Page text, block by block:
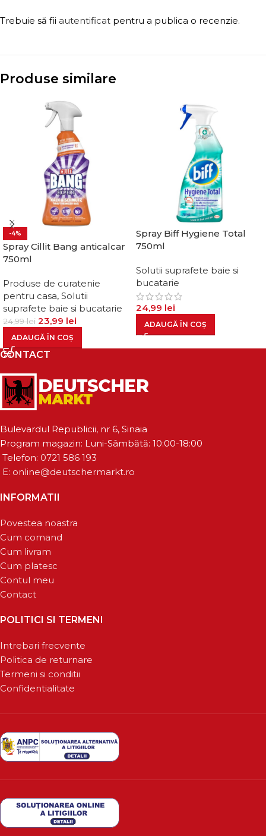
Trebuie să fii autentificat pentru a publica o recenzie.
Produse similare
-4%
Spray Cillit Bang anticalcar
750ml
Produse de curatenie
pentru casa, Solutii
suprafete baie si bucatarie
24,99lei 23,99 lei
ADAUGĂ ÎN COȘ
Spray Biff Hygiene Total
750ml
Solutii suprafete baie si
bucatarie
24,99 lei
ADAUGĂ ÎN COȘ
CONTACT
Bulevardul Republicii, nr 6, Sinaia
Program magazin: Luni-Sâmbătă: 10:00-18:00
Telefon: 0721 586 193
E: online@deutschermarkt.ro
INFORMATII
Povestea noastra
Cum comand
Cum livram
Cum platesc
Contul meu
Contact
POLITICI SI TERMENI
Intrebari frecvente
Politica de returnare
Termeni si conditii
Confidentialitate